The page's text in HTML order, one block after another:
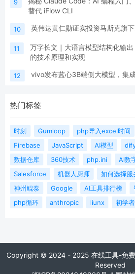
9
替代 iFlow CLI
10 英伟达黄仁勋证实投资马斯克旗
11
万字长文｜大语言模型结构化输
的技术原理和实现
12 vivo发布蓝心3B端侧大模型，集
热门标签
时刻 Gumloop php导入excel时间
Firebase
JavaScript AI模型
数据仓库
360技术 php.ini AI数
Salesforce
机器人厨师 如何选择服
神州鲲泰
Google AI工具排行榜
php循环
anthropic liunx 初学者
Copyright © 2024 - 2025 在线工具-免
Reserved